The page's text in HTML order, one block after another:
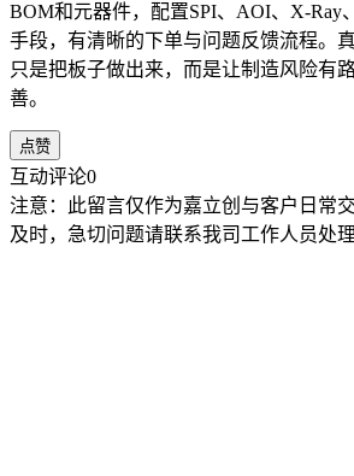
BOM和元器件，配置SPI、AOI、X-Ray
手段，有清晰的下单与问题反馈流程。
只是把板子做出来，而是让制造风险有
善。
点赞
互动评论0
注意：此留言仅作为嘉立创与客户日常
及时，急切问题请联系我司工作人员处理